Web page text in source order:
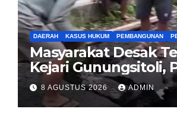
DAERAH KASUS HUKUM PEMBANGUNAN
Masyarakat Desak
Kejari Gunungsitoli,
dan Usut Tuntas
Korupsi Proyek Jalan
8 AGUSTUS 2026 ADMIN